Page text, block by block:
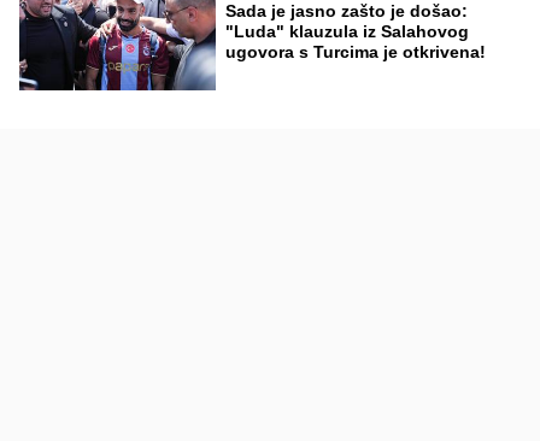
Sada je jasno zašto je došao:
"Luda" klauzula iz Salahovog
ugovora s Turcima je otkrivena!